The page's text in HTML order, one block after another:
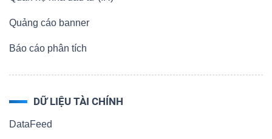
Quảng cáo banner
Báo cáo phân tích
DỮ LIỆU TÀI CHÍNH
DataFeed